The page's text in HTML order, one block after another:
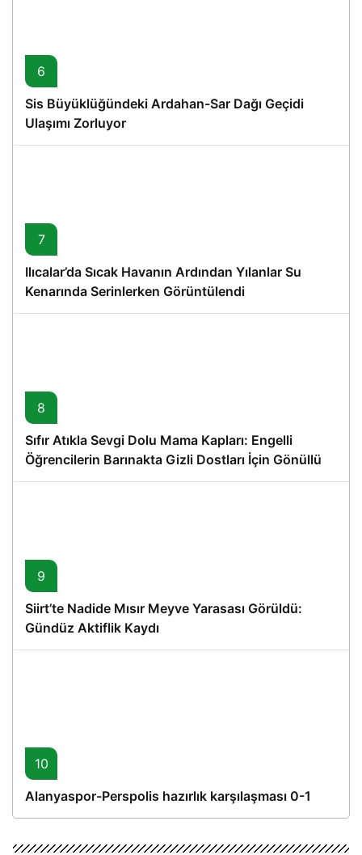
6
Sis Büyüklüğündeki Ardahan-Sar Dağı Geçidi
Ulaşımı Zorluyor
7
Ilıcalar’da Sıcak Havanın Ardından Yılanlar Su
Kenarında Serinlerken Görüntülendi
8
Sıfır Atıkla Sevgi Dolu Mama Kapları: Engelli
Öğrencilerin Barınakta Gizli Dostları İçin Gönüllü
Proje
9
Siirt’te Nadide Mısır Meyve Yarasası Görüldü:
Gündüz Aktiflik Kaydı
10
Alanyaspor-Perspolis hazırlık karşılaşması 0-1